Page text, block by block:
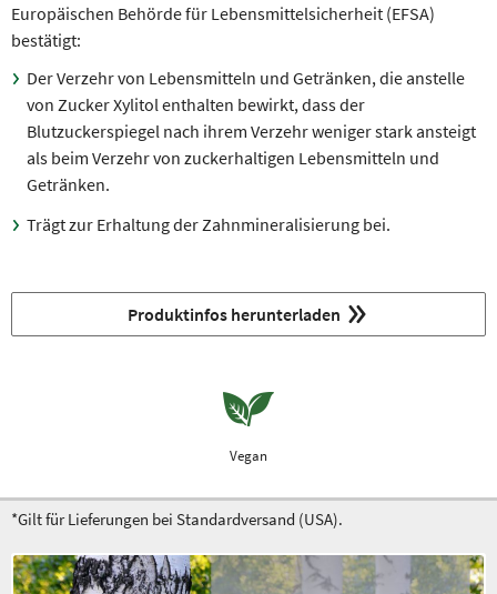
Europäischen Behörde für Lebensmittelsicherheit (EFSA)
bestätigt:
Der Verzehr von Lebensmitteln und Getränken, die anstelle
von Zucker Xylitol enthalten bewirkt, dass der
Blutzuckerspiegel nach ihrem Verzehr weniger stark ansteigt
als beim Verzehr von zuckerhaltigen Lebensmitteln und
Getränken.
Trägt zur Erhaltung der Zahnmineralisierung bei.
Produktinfos herunterladen
Vegan
*Gilt für Lieferungen bei Standardversand (USA).